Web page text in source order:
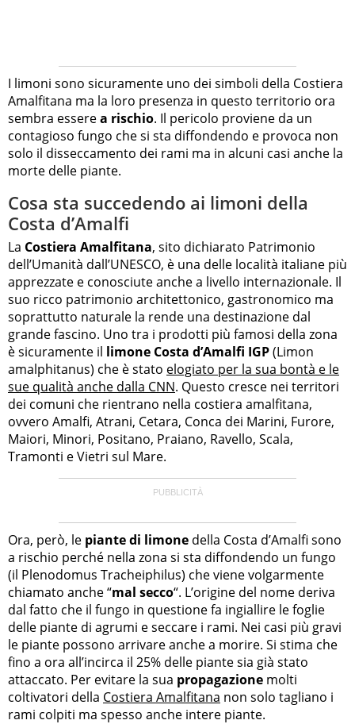
I limoni sono sicuramente uno dei simboli della Costiera
Amalfitana ma la loro presenza in questo territorio ora
sembra esserea rischio. Il pericolo proviene da un
contagioso fungo che si sta diffondendo e provoca non
solo il disseccamento dei rami ma in alcuni casi anche la
morte delle piante.
Cosa sta succedendo ai limoni della
Costa d’Amalfi
La Costiera Amalfitana, sito dichiarato Patrimonio
dell’Umanità dall’UNESCO, è una delle località italiane più
apprezzate e conosciute anche a livello internazionale. Il
suo ricco patrimonio architettonico, gastronomico ma
soprattutto naturale la rende una destinazione dal
grande fascino. Uno tra i prodotti più famosi della zona
è sicuramente il limone Costa d’Amalfi IGP(Limon
amalphitanus) che è stato elogiato per la sua bontà e le
sue qualità anche dalla CNN. Questo cresce nei territori
dei comuni che rientrano nella costiera amalfitana,
ovvero Amalfi, Atrani, Cetara, Conca dei Marini, Furore,
Maiori, Minori, Positano, Praiano, Ravello, Scala,
Tramonti e Vietri sul Mare.
Ora, però, le piante di limone della Costa d’Amalfi sono
a rischio perché nella zona si sta diffondendo un fungo
(il Plenodomus Tracheiphilus) che viene volgarmente
chiamato anche “mal secco“. L’origine del nome deriva
dal fatto che il fungo in questione fa ingiallire le foglie
delle piante di agrumi e seccare i rami. Nei casi più gravi
le piante possono arrivare anche a morire. Si stima che
fino a ora all’incirca il 25% delle piante sia già stato
attaccato. Per evitare la sua propagazione molti
coltivatori della Costiera Amalfitana non solo tagliano i
rami colpiti ma spesso anche intere piante.